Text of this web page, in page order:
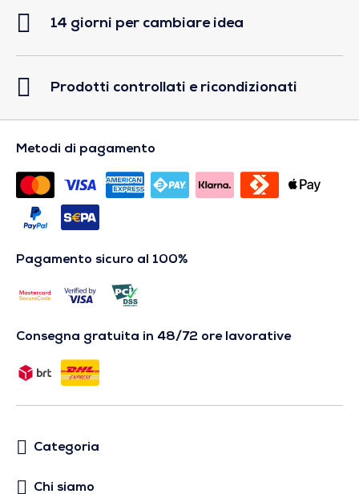
14 giorni per cambiare idea
Prodotti controllati e ricondizionati
Metodi di pagamento
Pagamento sicuro al 100%
Consegna gratuita in 48/72 ore lavorative
Categoria
Chi siamo